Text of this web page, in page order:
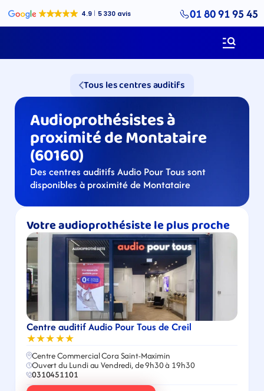
01 80 91 95 45
Tous les centres auditifs
Audioprothésistes à
proximité de Montataire
(60160)
Des centres auditifs Audio Pour Tous sont
disponibles à proximité de Montataire
Votre audioprothésiste le plus proche
Centre auditif Audio Pour Tous de Creil
★★★★★
Centre Commercial Cora Saint-Maximin
Ouvert du Lundi au Vendredi, de 9h30 à 19h30
0310451101